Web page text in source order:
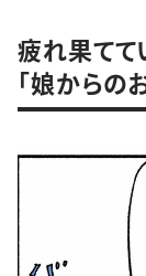
疲れ果て
「娘からの